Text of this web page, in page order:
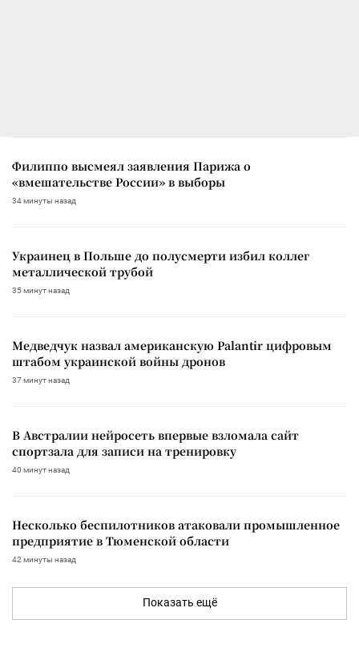
Филиппо высмеял заявления Парижа о
«вмешательстве России» в выборы
34 минуты назад
Украинец в Польше до полусмерти избил коллег
металлической трубой
35 минут назад
Медведчук назвал американскую Palantir цифровым
штабом украинской войны дронов
37 минут назад
В Австралии нейросеть впервые взломала сайт
спортзала для записи на тренировку
40 минут назад
Несколько беспилотников атаковали промышленное
предприятие в Тюменской области
42 минуты назад
Показать ещё